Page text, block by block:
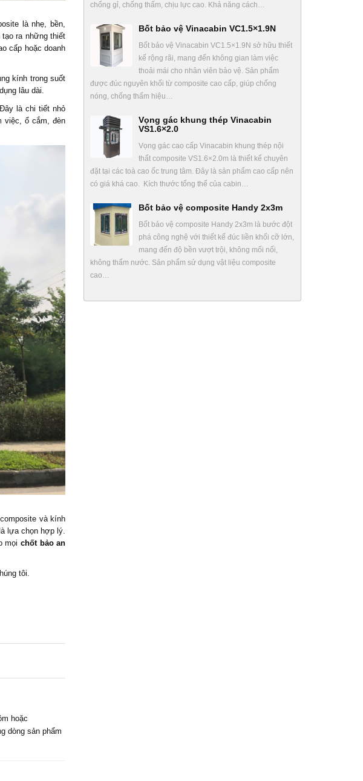
là nhẹ, bền,
ra những thiết
cấp hoặc doanh
kính trong suốt
lâu dài.
là chi tiết nhỏ
việc, ổ cắm, đèn
và kính
lựa chọn hợp lý.
mọi chốt bảo an
tôi.
hoặc
dòng sản phẩm
chống gỉ, chống thấm, chịu lực cao. Khả năng cách…
Bốt bảo vệ Vinacabin VC1.5×1.9N
Bốt bảo vệ Vinacabin VC1.5×1.9N sở hữu thiết
kế rộng rãi, mang đến không gian làm việc
thoải mái cho nhân viên bảo vệ. Sản phẩm
được đúc nguyên khối từ composite cao cấp, giúp chống
nóng, chống thấm hiệu…
Vọng gác khung thép Vinacabin
VS1.6×2.0
Vọng gác cao cấp Vinacabin khung thép nội
thất composite VS1.6×2.0m là thiết kế chuyên
đặt tại các toà cao ốc trung tâm. Đây là sản phẩm cao cấp nên
có giá khá cao. Kích thước tổng thể của cabin…
Bốt bảo vệ composite Handy 2x3m
Bốt bảo vệ composite Handy 2x3m là bước đột
phá công nghệ với thiết kế đúc liền khối cỡ lớn,
mang đến độ bền vượt trội, không mối nối,
không thấm nước. Sản phẩm sử dụng vật liệu composite
cao…